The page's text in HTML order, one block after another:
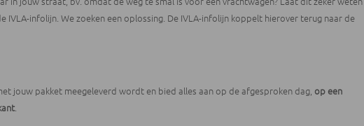
IVLA-infolijn. We zoeken een oplossing. De IVLA-infolijn koppelt hierover terug naar de
jouw pakket meegeleverd wordt en bied alles aan op de afgesproken dag, op een